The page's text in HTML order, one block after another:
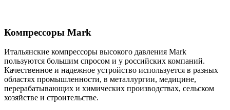
Компрессоры Mark
Итальянские компрессоры высокого давления Mark
пользуются большим спросом и у российских компаний.
Качественное и надежное устройство используется в разных
областях промышленности, в металлургии, медицине,
перерабатывающих и химических производствах, сельском
хозяйстве и строительстве.